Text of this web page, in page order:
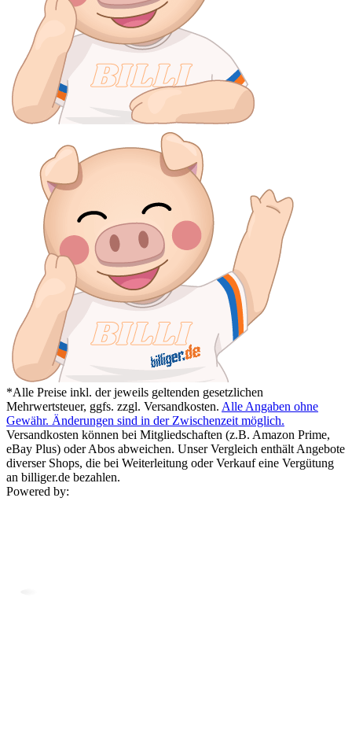
*Alle Preise inkl. der jeweils geltenden gesetzlichen
Mehrwertsteuer, ggfs. zzgl. Versandkosten. Alle Angaben ohne
Gewähr. Änderungen sind in der Zwischenzeit möglich.
Versandkosten können bei Mitgliedschaften (z.B. Amazon Prime,
eBay Plus) oder Abos abweichen. Unser Vergleich enthält Angebote
diverser Shops, die bei Weiterleitung oder Verkauf eine Vergütung
an billiger.de bezahlen.
Powered by: